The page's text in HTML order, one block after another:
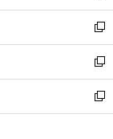
開
く
ウ
で
開
く
ン
ド
ウ
で
開
く
ウ
ィ
ン
ド
ウ
で
開
し
い
ウ
ィ
ン
ド
ウ
新
し
い
ウ
ィ
ン
新
し
い
ウ
新
し